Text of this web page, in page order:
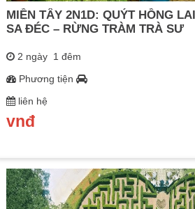
MIỀN TÂY 2N1D: QUÝT HỒNG
SA ĐÉC – RỪNG TRÀM TRÀ SƯ
2 ngày 1 đêm
Phương tiện
liên hệ
vnđ